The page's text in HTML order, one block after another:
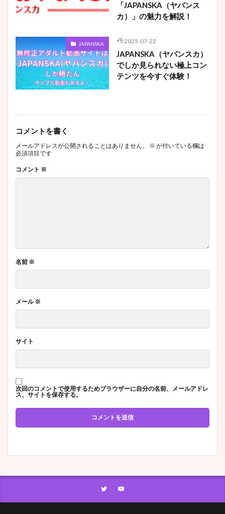
「JAPANSKA（ヤパンス
カ）」の魅力を解説！
JAPANSKA 2025-07-22
JAPANSKA（ヤパンスカ）
でしか見られない極上コン
テンツを今すぐ体験！
コメントを書く
メールアドレスが公開されることはありません。 ※ が付いている欄は
必須項目です
コメント ※
名前 ※
メール※
サイト
次回のコメントで使用するためブラウザーに自分の名前、メールアドレ
ス、サイトを保存する。